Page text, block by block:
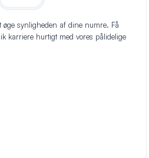
øge synligheden af dine numre. Få
karriere hurtigt med vores pålidelige